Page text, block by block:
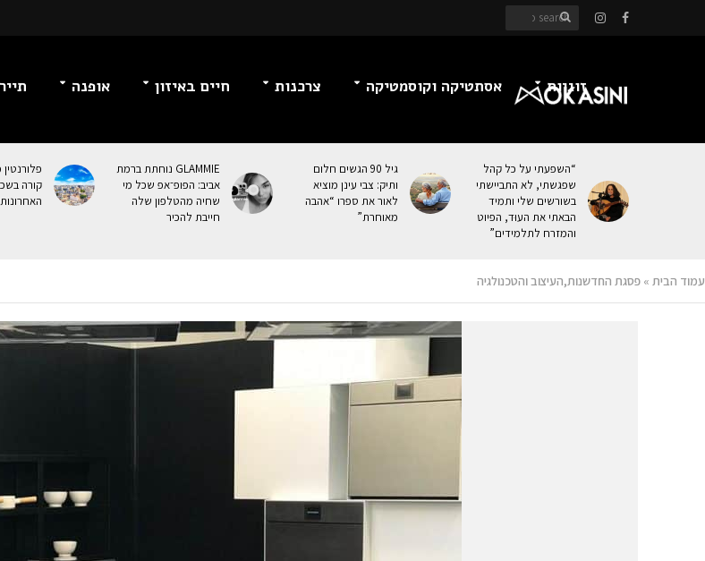
זוגיות אסתטיקה וקוסמטיקה צרכנות חיים באיזון אופנה
“השפעתי על כל קהל
שפגשתי, לא התביישתי
בשורשים שלי ותמיד
הבאתי את העוּד, הפיוט
והמזרח לתלמידים”
גיל 90 הגשים חלום
ותיק: צבי עינן מוציא
לאור את ספרו “אהבה
מאוחרת”
GLAMMIE נוחתת ברמת
אביב: הפופ־אפ שכל מי
שחיה מהטלפון שלה
חייבת להכיר
קורה
עמוד הבית » פסגת החדשנות,העיצוב והטכנולגיה